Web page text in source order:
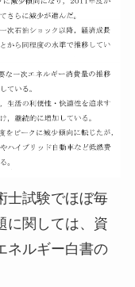
士試験でほぼ毎
に関しては、資
ネルギー白書の